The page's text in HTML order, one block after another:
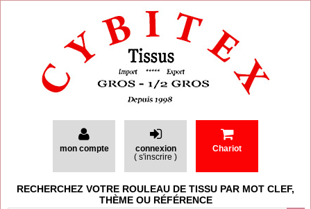
mon compte
connexion
( s'inscrire )
Chariot
RECHERCHEZ VOTRE ROULEAU DE TISSU PAR MOT CLEF,
THÈME OU RÉFÉRENCE